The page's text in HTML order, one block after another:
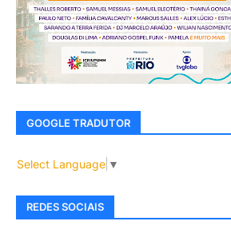
GOOGLE TRADUTOR
Select Language ▼
REDES SOCIAIS